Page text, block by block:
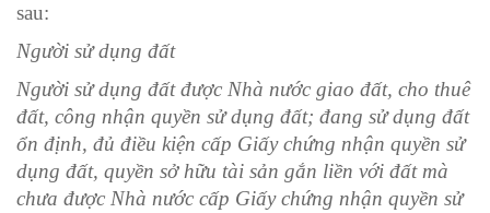
sau:
Người sử dụng đất
Người sử dụng đất được Nhà nước giao đất, cho thuê
đất, công nhận quyền sử dụng đất; đang sử dụng đất
ổn định, đủ điều kiện cấp Giấy chứng nhận quyền sử
dụng đất, quyền sở hữu tài sản gắn liền với đất mà
chưa được Nhà nước cấp Giấy chứng nhận quyền sử